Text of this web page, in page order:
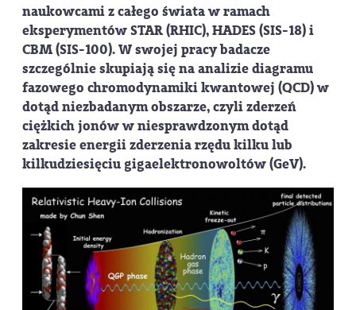
naukowcami z całego świata w ramach
eksperymentów STAR (RHIC), HADES (SIS-18) i
CBM (SIS-100). W swojej pracy badacze
szczególnie skupiają się na analizie diagramu
fazowego chromodynamiki kwantowej (QCD) w
dotąd niezbadanym obszarze, czyli zderzeń
ciężkich jonów w niesprawdzonym dotąd
zakresie energii zderzenia rzędu kilku lub
kilkudziesięciu gigaelektronowoltów (GeV).